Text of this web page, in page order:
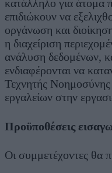
κατάλληλο για άτομα
επιδιώκουν να
οργάνωση και
η διαχείριση
ανάλυση δεδομένων,
ενδιαφέρονται να
Τεχνητής
εργαλείων στην
Προϋποθέσεις
Οι συμμετέχοντες θα